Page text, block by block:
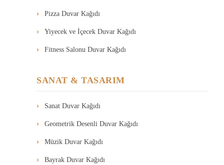
Pizza Duvar Kağıdı
Yiyecek ve İçecek Duvar Kağıdı
Fitness Salonu Duvar Kağıdı
SANAT & TASARIM
Sanat Duvar Kağıdı
Geometrik Desenli Duvar Kağıdı
Müzik Duvar Kağıdı
Bayrak Duvar Kağıdı